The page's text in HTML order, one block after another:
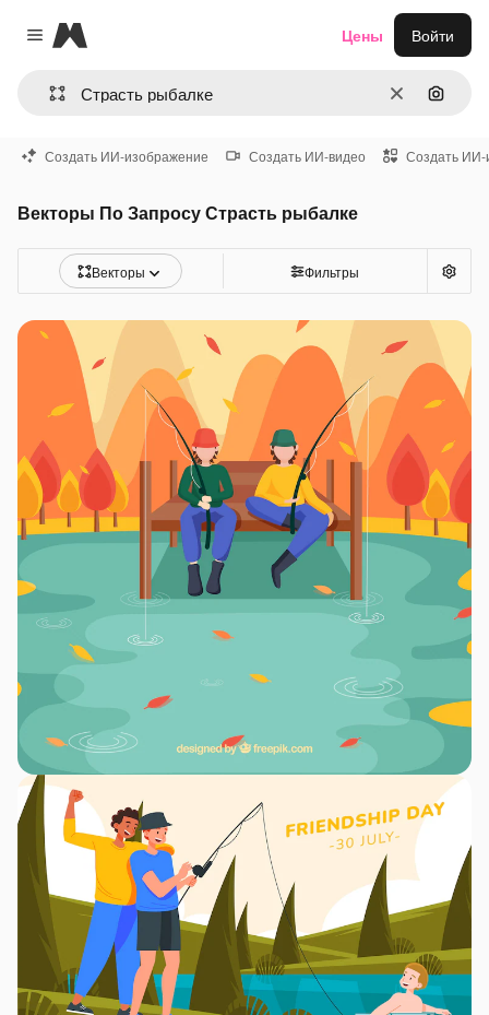
Close menu
Magnific
ОчиститьПоиск
Цены Войти
Создать ИИ-изображение Создать ИИ-видео Создать ИИ-
Векторы По Запросу Страсть рыбалке
Векторы Фильтры